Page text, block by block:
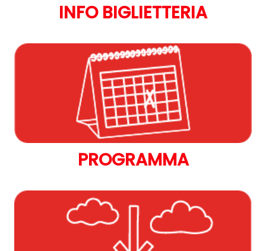
INFO BIGLIETTERIA
PROGRAMMA